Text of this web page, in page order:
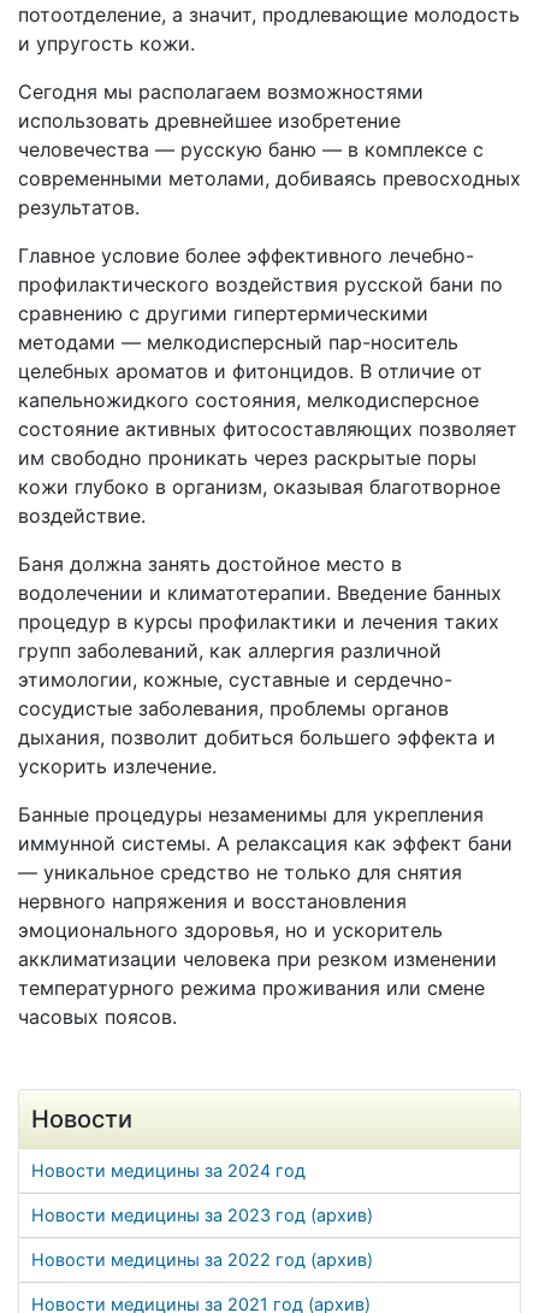
потоотделение, а значит, продлевающие молодость
и упругость кожи.
Сегодня мы располагаем возможностями
использовать древнейшее изобретение
человечества — русскую баню — в комплексе с
современными метолами, добиваясь превосходных
результатов.
Главное условие более эффективного лечебно-
профилактического воздействия русской бани по
сравнению с другими гипертермическими
методами — мелкодисперсный пар-носитель
целебных ароматов и фитонцидов. В отличие от
капельножидкого состояния, мелкодисперсное
состояние активных фитосоставляющих позволяет
им свободно проникать через раскрытые поры
кожи глубоко в организм, оказывая благотворное
воздействие.
Баня должна занять достойное место в
водолечении и климатотерапии. Введение банных
процедур в курсы профилактики и лечения таких
групп заболеваний, как аллергия различной
этимологии, кожные, суставные и сердечно-
сосудистые заболевания, проблемы органов
дыхания, позволит добиться большего эффекта и
ускорить излечение.
Банные процедуры незаменимы для укрепления
иммунной системы. А релаксация как эффект бани
— уникальное средство не только для снятия
нервного напряжения и восстановления
эмоционального здоровья, но и ускоритель
акклиматизации человека при резком изменении
температурного режима проживания или смене
часовых поясов.
Новости
Новости медицины за 2024 год
Новости медицины за 2023 год (архив)
Новости медицины за 2022 год (архив)
Новости медицины за 2021 год (архив)